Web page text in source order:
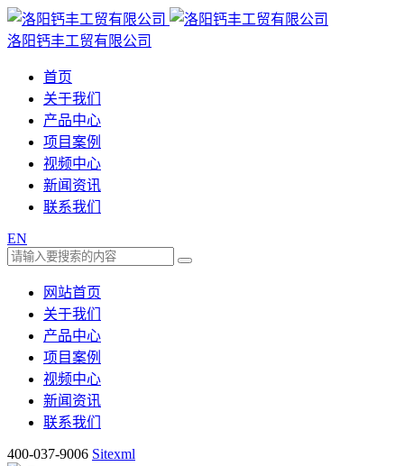
洛阳钙丰工贸有限公司
首页
关于我们
产品中心
项目案例
视频中心
新闻资讯
联系我们
EN
网站首页
关于我们
产品中心
项目案例
视频中心
新闻资讯
联系我们
400-037-9006 Sitexml